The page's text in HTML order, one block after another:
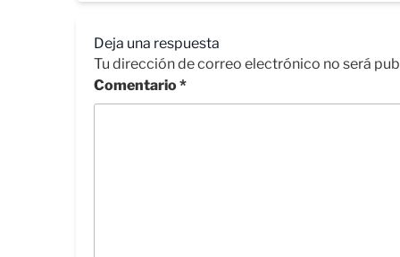
Deja una respuesta
Tu dirección de correo electrónico no será
Comentario*